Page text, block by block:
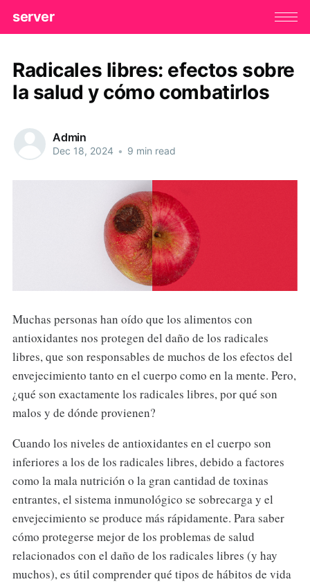
server
Radicales libres: efectos sobre
la salud y cómo combatirlos
Admin
Dec 18, 2024 • 9 min read
Muchas personas han oído que los alimentos con
antioxidantes nos protegen del daño de los radicales
libres, que son responsables de muchos de los efectos del
envejecimiento tanto en el cuerpo como en la mente. Pero,
¿qué son exactamente los radicales libres, por qué son
malos y de dónde provienen?
Cuando los niveles de antioxidantes en el cuerpo son
inferiores a los de los radicales libres, debido a factores
como la mala nutrición o la gran cantidad de toxinas
entrantes, el sistema inmunológico se sobrecarga y el
envejecimiento se produce más rápidamente. Para saber
cómo protegerse mejor de los problemas de salud
relacionados con el daño de los radicales libres (y hay
muchos), es útil comprender qué tipos de hábitos de vida